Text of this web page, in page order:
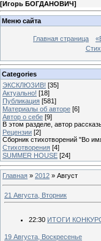
[Игорь БОГДАНОВИЧ]
Меню сайта
Главная страница
Categories
ЭКСКЛЮЗИВ! [35]
Актуально! [18]
Публикация [581]
Материалы об авторе [6]
Автор о себе [9]
В этом разделе, автор
Рецензии [2]
Сборник стихотворений "Во
Стихотворения [4]
SUMMER HOUSE [24]
Главная » 2012 » Август
21 Августа, Вторник
22:30 ИТОГИ
19 Августа, Воскресенье